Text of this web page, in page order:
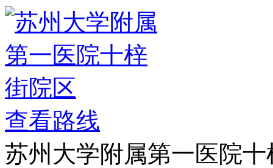
查看路线
苏州大学附属第一医院